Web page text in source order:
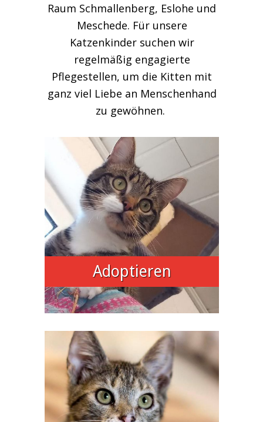
Raum Schmallenberg, Eslohe und
Meschede. Für unsere
Katzenkinder suchen wir
regelmäßig engagierte
Pflegestellen, um die Kitten mit
ganz viel Liebe an Menschenhand
zu gewöhnen.
Adoptieren